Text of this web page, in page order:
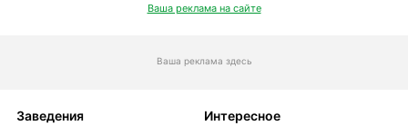
Ваша реклама на сайте
Ваша реклама здесь
Заведения Интересное